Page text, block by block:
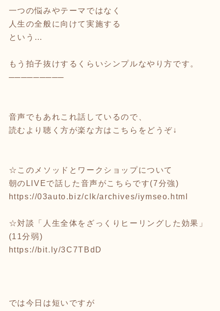
一つの悩みやテーマではなく
人生の全般に向けて実施する
という…
もう拍子抜けするくらいシンプルなやり方です。
─────────
音声でもあれこれ話しているので、
読むより聴く方が楽な方はこちらをどうぞ↓
☆このメソッドとワークショップについて
朝のLIVEで話した音声がこちらです(7分強)
https://03auto.biz/clk/archives/iymseo.html
☆対談「人生全体をざっくりヒーリングした効果」
(11分弱)
https://bit.ly/3C7TBdD
では今日は短いですが